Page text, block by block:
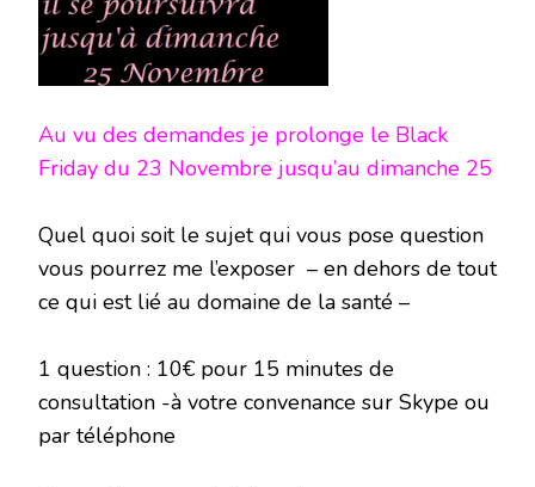
Au vu des demandes je prolonge le Black
Friday du 23 Novembre jusqu’au dimanche 25
Quel quoi soit le sujet qui vous pose question
vous pourrez me l’exposer – en dehors de tout
ce qui est lié au domaine de la santé –
1 question : 10€ pour 15 minutes de
consultation -à votre convenance sur Skype ou
par téléphone